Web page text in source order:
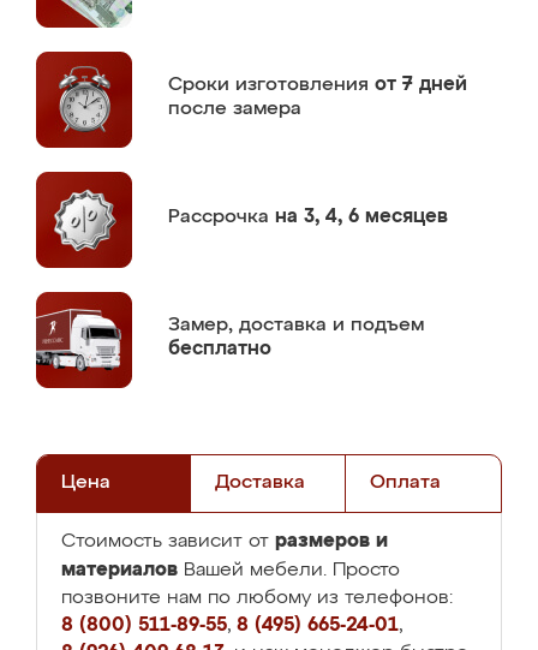
Сроки изготовления от 7 дней
после замера
Рассрочка на 3, 4, 6 месяцев
Замер, доставка и подъем
бесплатно
Цена Доставка Оплата
Стоимость зависит от размеров и
материалов Вашей мебели. Просто
позвоните нам по любому из телефонов:
8 (800) 511-89-55, 8 (495) 665-24-01,